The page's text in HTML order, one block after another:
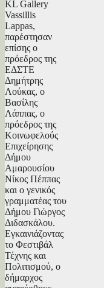
KL Gallery
Vassillis
Lappas,
παρέστησαν
επίσης ο
πρόεδρος της
ΕΔΣΤΕ
Δημήτρης
Λούκας, ο
Βασίλης
Λάππας, ο
πρόεδρος της
Κοινωφελούς
Επιχείρησης
Δήμου
Αμαρουσίου
Νίκος Πέππας
και ο γενικός
γραμματέας του
Δήμου Γιώργος
Διδασκάλου.
Εγκαινιάζοντας
το Φεστιβάλ
Τέχνης και
Πολιτισμού, ο
δήμαρχος